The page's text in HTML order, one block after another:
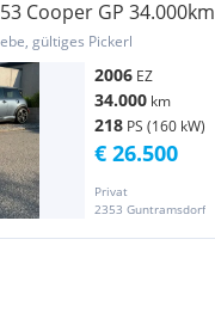
Cooper GP 34.000km
gültiges Pickerl
2006 EZ
34.000 km
218 PS (160 kW)
Privat
2353 Guntramsdorf
€ 26.500